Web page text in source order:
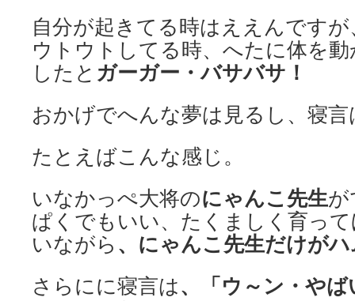
自分が起きてる時はええんです
ウトウトしてる時、へたに体を
したと ガーガー・バサバサ！
おかげでへんな夢は見るし、寝
たとえばこんな感じ。
いなかっぺ大将のにゃんこ先生
ぱくでもいい、たくましく育っ
いながら 、にゃんこ先生だけが
さらにに寝言は、「ウ～ン・や